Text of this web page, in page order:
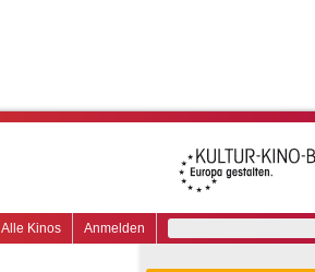
Anmelden
Alle Kinos